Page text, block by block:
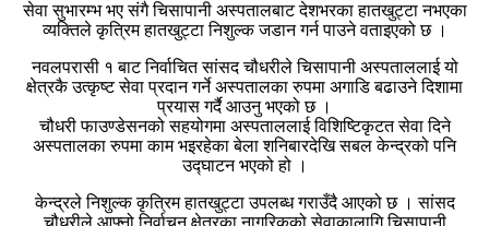
सेवा सुभारम्भ भए संगै चिसापानी अस्पतालबाट देशभरका हातखुट्टा नभएका
व्यक्तिले कृत्रिम हातखुट्टा निशुल्क जडान गर्न पाउने वताइएको छ ।
नवलपरासी १ बाट निर्वाचित सांसद चौधरीले चिसापानी अस्पताललाई यो
क्षेत्रकै उत्कृष्ट सेवा प्रदान गर्ने अस्पतालका रुपमा अगाडि बढाउने दिशामा
प्रयास गर्दै आउनु भएको छ ।
चौधरी फाउण्डेसनको सहयोगमा अस्पताललाई विशिष्टिकृटत सेवा दिने
अस्पतालका रुपमा काम भइरहेका बेला शनिबारदेखि सबल केन्द्रको पनि
उद्घाटन भएको हो ।
केन्द्रले निशुल्क कृत्रिम हातखुट्टा उपलब्ध गराउँदै आएको छ । सांसद
चौधरीले आफ्नो निर्वाचन क्षेत्रका नागरिकको सेवाकालागि चिसापानी